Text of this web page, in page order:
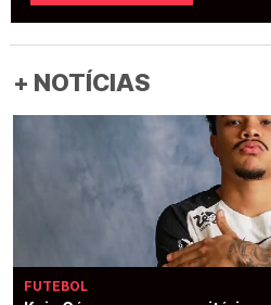
+ NOTÍCIAS
FUTEBOL